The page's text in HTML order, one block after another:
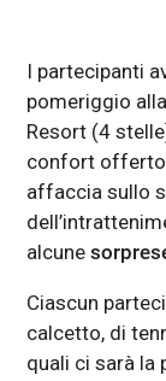
I partecipanti
pomeriggio
Resort (4
confort
affaccia sullo
alcune
Ciascun
calcetto, di
quali ci sarà la